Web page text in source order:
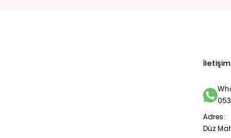
İletişim
Adres:
Düz